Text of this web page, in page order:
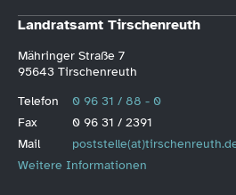
Landratsamt Tirschenreuth
Mähringer Straße 7
95643 Tirschenreuth
Telefon
0 96 31 / 88 - 0
Fax
0 96 31 / 2391
Mail
Weitere Informationen